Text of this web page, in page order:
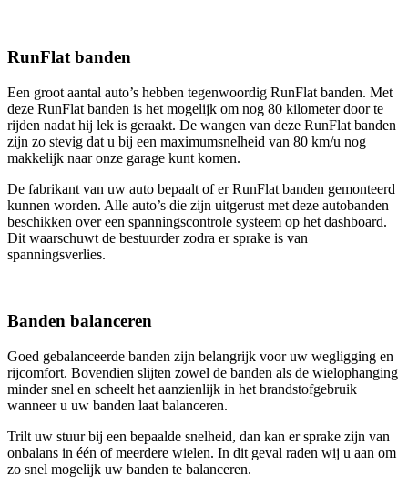
RunFlat banden
Een groot aantal auto’s hebben tegenwoordig RunFlat banden. Met
deze RunFlat banden is het mogelijk om nog 80 kilometer door te
rijden nadat hij lek is geraakt. De wangen van deze RunFlat banden
zijn zo stevig dat u bij een maximumsnelheid van 80 km/u nog
makkelijk naar onze garage kunt komen.
De fabrikant van uw auto bepaalt of er RunFlat banden gemonteerd
kunnen worden. Alle auto’s die zijn uitgerust met deze autobanden
beschikken over een spanningscontrole systeem op het dashboard.
Dit waarschuwt de bestuurder zodra er sprake is van
spanningsverlies.
Banden balanceren
Goed gebalanceerde banden zijn belangrijk voor uw wegligging en
rijcomfort. Bovendien slijten zowel de banden als de wielophanging
minder snel en scheelt het aanzienlijk in het brandstofgebruik
wanneer u uw banden laat balanceren.
Trilt uw stuur bij een bepaalde snelheid, dan kan er sprake zijn van
onbalans in één of meerdere wielen. In dit geval raden wij u aan om
zo snel mogelijk uw banden te balanceren.